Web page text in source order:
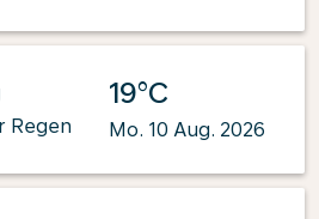
Regen
19°C
Mo. 10 Aug. 2026